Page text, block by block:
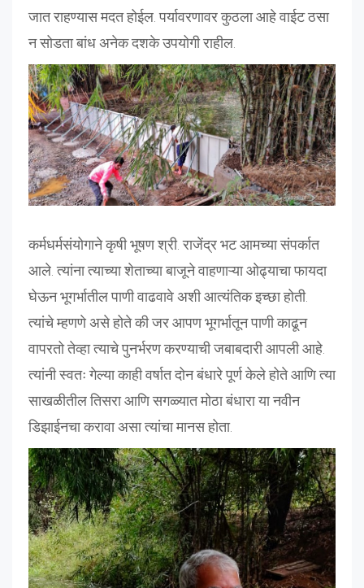
जात राहण्यास मदत होईल. पर्यावरणावर कुठला आहे वाईट ठसा
न सोडता बांध अनेक दशके उपयोगी राहील.
कर्मधर्मसंयोगाने कृषी भूषण श्री. राजेंद्र भट आमच्या संपर्कात
आले. त्यांना त्याच्या शेताच्या बाजूने वाहणाऱ्या ओढ्याचा फायदा
घेऊन भूगर्भातील पाणी वाढवावे अशी आत्यंतिक इच्छा होती.
त्यांचे म्हणणे असे होते की जर आपण भूगर्भातून पाणी काढून
वापरतो तेव्हा त्याचे पुनर्भरण करण्याची जबाबदारी आपली आहे.
त्यांनी स्वतः गेल्या काही वर्षात दोन बंधारे पूर्ण केले होते आणि त्या
साखळीतील तिसरा आणि सगळ्यात मोठा बंधारा या नवीन
डिझाईनचा करावा असा त्यांचा मानस होता.